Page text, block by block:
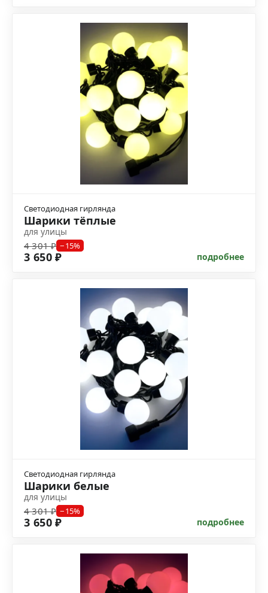
Светодиодная гирлянда
Шарики тёплые
для улицы
4 301 ₽ −15%
3 650 ₽ подробнее
Светодиодная гирлянда
Шарики белые
для улицы
4 301 ₽ −15%
3 650 ₽ подробнее